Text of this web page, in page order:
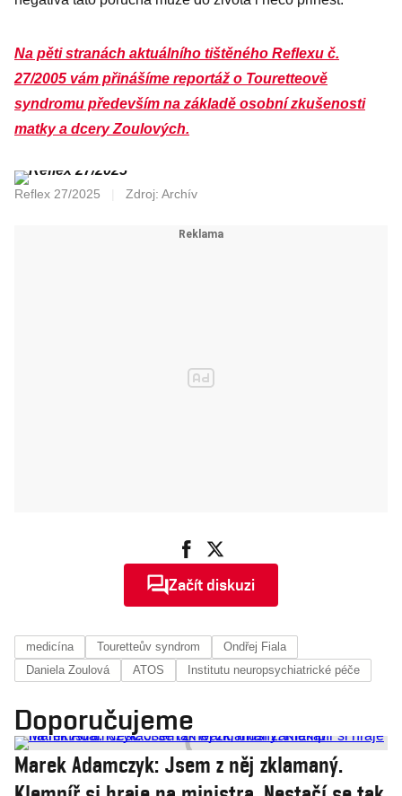
Na pěti stranách aktuálního tištěného Reflexu č.
27/2005 vám přinášíme reportáž o Touretteově
syndromu především na základě osobní zkušenosti
matky a dcery Zoulových.
Reflex 27/2025 Zdroj: Archív
Začít diskuzi
medicína Touretteův syndrom
Ondřej Fiala
Daniela Zoulová
ATOS Institutu neuropsychiatrické péče
Doporučujeme
Marek Adamczyk: Jsem z něj zklamaný.